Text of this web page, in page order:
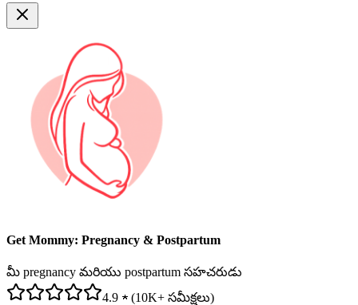
Get Mommy: Pregnancy & Postpartum
మీ pregnancy మరియు postpartum సహచరుడు
4.9 ★ (10K+ సమీక్షలు)